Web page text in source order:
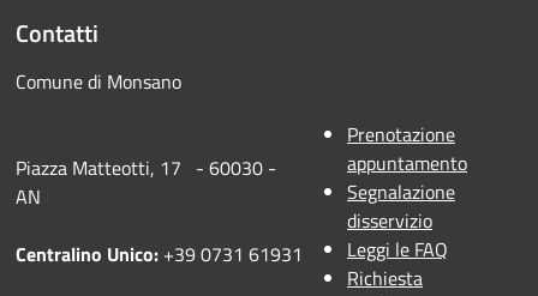
Contatti
Comune di Monsano
Piazza Matteotti, 17 - 60030 -
AN
Centralino Unico: +39 0731 61931
Prenotazione
appuntamento
Segnalazione
disservizio
Leggi le FAQ
Richiesta